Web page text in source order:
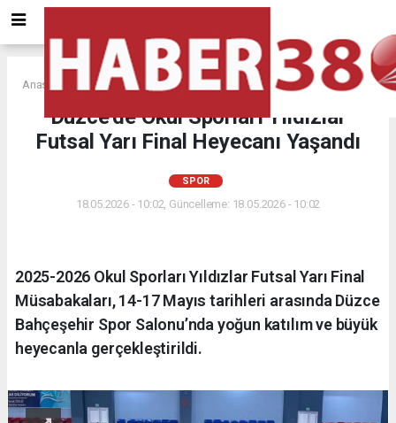
Anasayfa SPOR
Düzce’de Okul Sporları Yıldızlar
Futsal Yarı Final Heyecanı Yaşandı
SPOR
18.05.2026 - 10:02, Güncelleme: 18.05.2026 - 10:02
2025-2026 Okul Sporları Yıldızlar Futsal Yarı Final
Müsabakaları, 14-17 Mayıs tarihleri arasında Düzce
Bahçeşehir Spor Salonu’nda yoğun katılım ve büyük
heyecanla gerçekleştirildi.